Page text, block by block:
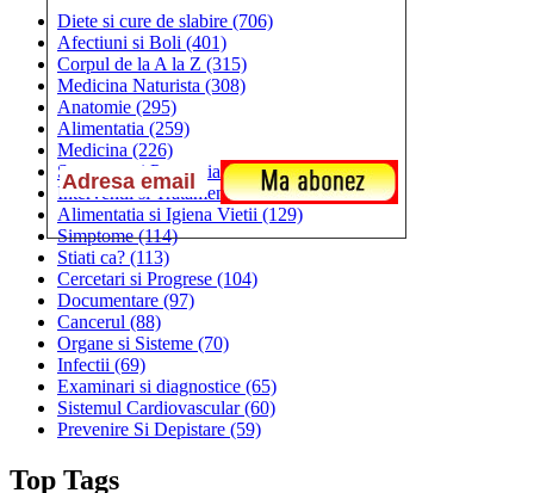
Diete si cure de slabire (706)
Afectiuni si Boli (401)
Corpul de la A la Z (315)
Medicina Naturista (308)
Anatomie (295)
Alimentatia (259)
Medicina (226)
Sanatatea si Preventia(170)
Interventii si Tratamente(167)
Alimentatia si Igiena Vietii (129)
Simptome(114)
Stiati ca? (113)
Cercetari si Progrese (104)
Documentare (97)
Cancerul (88)
Organe si Sisteme (70)
Infectii (69)
Examinari si diagnostice (65)
Sistemul Cardiovascular(60)
Prevenire Si Depistare (59)
Top Tags